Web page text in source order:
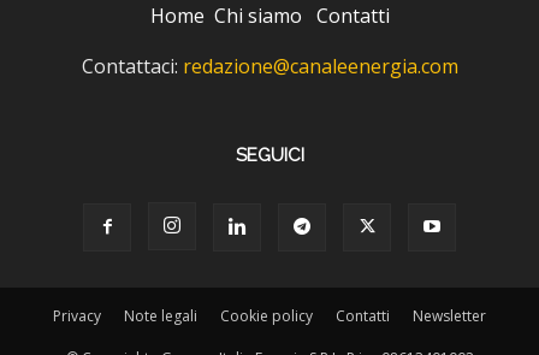
Home Chi siamo Contatti
Contattaci: redazione@canaleenergia.com
SEGUICI
Privacy Note legali Cookie policy Contatti Newsletter